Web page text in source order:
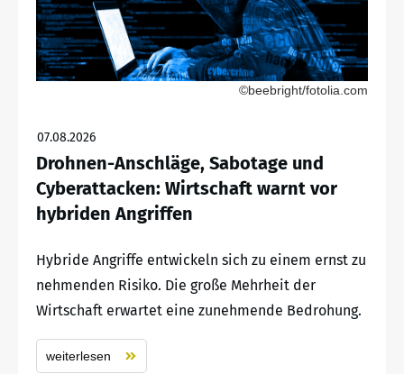
©beebright/fotolia.com
07.08.2026
Drohnen-Anschläge, Sabotage und
Cyberattacken: Wirtschaft warnt vor
hybriden Angriffen
Hybride Angriffe entwickeln sich zu einem ernst zu
nehmenden Risiko. Die große Mehrheit der
Wirtschaft erwartet eine zunehmende Bedrohung.
weiterlesen